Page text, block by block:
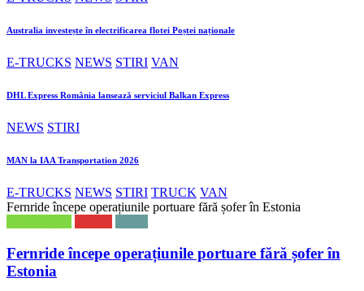
Australia investește în electrificarea flotei Poștei naționale
E-TRUCKS NEWS STIRI VAN
DHL Express România lansează serviciul Balkan Express
NEWS STIRI
MAN la IAA Transportation 2026
E-TRUCKS NEWS STIRI TRUCK VAN
Fernride începe operațiunile portuare fără șofer în Estonia
Fernride începe operațiunile portuare fără șofer în
Estonia